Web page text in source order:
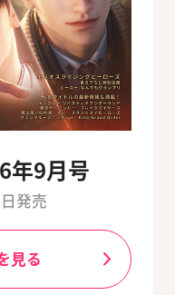
9月号
発売
見る